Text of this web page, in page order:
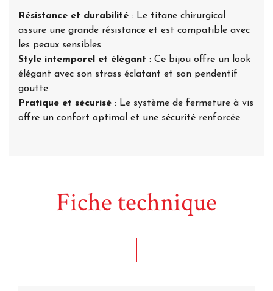
Résistance et durabilité : Le titane chirurgical
assure une grande résistance et est compatible avec
les peaux sensibles.
Style intemporel et élégant : Ce bijou offre un look
élégant avec son strass éclatant et son pendentif
goutte.
Pratique et sécurisé : Le système de fermeture à vis
offre un confort optimal et une sécurité renforcée.
Fiche technique